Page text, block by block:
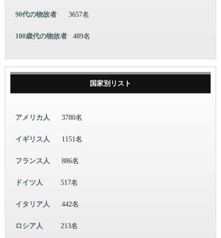
90代の物故者 3657名
100歳代の物故者 489名
国家別リスト
アメリカ人 3780名
イギリス人 1151名
フランス人 886名
ドイツ人 517名
イタリア人 442名
ロシア人 213名